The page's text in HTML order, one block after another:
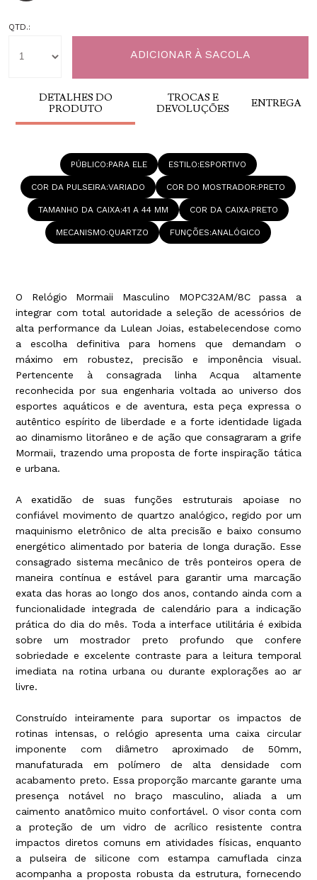
QTD.:
DETALHES DO
PRODUTO
TROCAS E
DEVOLUÇÕES
ENTREGA
O Relógio Mormaii Masculino MOPC32AM/8C passa a
integrar com total autoridade a seleção de acessórios de
alta performance da Lulean Joias, estabelecendose como
a escolha definitiva para homens que demandam o
máximo em robustez, precisão e imponência visual.
Pertencente à consagrada linha Acqua altamente
reconhecida por sua engenharia voltada ao universo dos
esportes aquáticos e de aventura, esta peça expressa o
autêntico espírito de liberdade e a forte identidade ligada
ao dinamismo litorâneo e de ação que consagraram a grife
Mormaii, trazendo uma proposta de forte inspiração tática
e urbana.
A exatidão de suas funções estruturais apoiase no
confiável movimento de quartzo analógico, regido por um
maquinismo eletrônico de alta precisão e baixo consumo
energético alimentado por bateria de longa duração. Esse
consagrado sistema mecânico de três ponteiros opera de
maneira contínua e estável para garantir uma marcação
exata das horas ao longo dos anos, contando ainda com a
funcionalidade integrada de calendário para a indicação
prática do dia do mês. Toda a interface utilitária é exibida
sobre um mostrador preto profundo que confere
sobriedade e excelente contraste para a leitura temporal
imediata na rotina urbana ou durante explorações ao ar
livre.
Construído inteiramente para suportar os impactos de
rotinas intensas, o relógio apresenta uma caixa circular
imponente com diâmetro aproximado de 50mm,
manufaturada em polímero de alta densidade com
acabamento preto. Essa proporção marcante garante uma
presença notável no braço masculino, aliada a um
caimento anatômico muito confortável. O visor conta com
a proteção de um vidro de acrílico resistente contra
impactos diretos comuns em atividades físicas, enquanto
a pulseira de silicone com estampa camuflada cinza
acompanha a proposta robusta da estrutura, fornecendo
PÚBLICO PARA ELE ESTILO ESPORTIVO
COR DA PULSEIRA VARIADO COR DO MOSTRADOR PRETO
TAMANHO DA CAIXA 41 A 44 MM COR DA CAIXA PRETO
MECANISMO QUARTZO FUNÇÕES ANALÓGICO